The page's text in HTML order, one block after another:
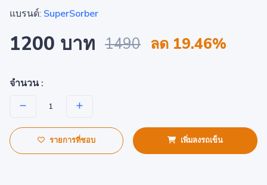
แบรนด์: SuperSorber
1200 บาท 1490 ลด 19.46%
จำนวน :
รายการที่ชอบ เพิ่มลงรถเข็น